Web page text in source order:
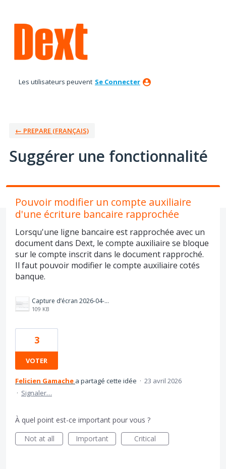
au
contenu
Les utilisateurs peuvent Se Connecter
← PREPARE (FRANÇAIS)
Suggérer une fonctionnalité
Pouvoir modifier un compte auxiliaire
d'une écriture bancaire rapprochée
Lorsqu'une ligne bancaire est rapprochée avec un
document dans Dext, le compte auxiliaire se bloque
sur le compte inscrit dans le document rapproché.
Il faut pouvoir modifier le compte auxiliaire cotés
banque.
Capture d’écran 2026-04-28 à 10.58.13.png
109 KB
3
VOTER
Felicien Gamache a partagé cette idée · 23 avril 2026
· Signaler…
À quel point est-ce important pour vous ?
Not at all
Important Critical